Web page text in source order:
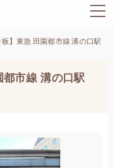
板】東急 田園都市線 溝の口駅
都市線 溝の口駅